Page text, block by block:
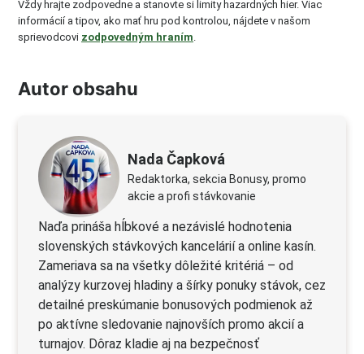
Vždy hrajte zodpovedne a stanovte si limity hazardných hier. Viac
informácií a tipov, ako mať hru pod kontrolou, nájdete v našom
sprievodcovi zodpovedným hraním.
Autor obsahu
Nada Čapková
Redaktorka, sekcia Bonusy, promo
akcie a profi stávkovanie
Naďa prináša hĺbkové a nezávislé hodnotenia
slovenských stávkových kancelárií a online kasín.
Zameriava sa na všetky dôležité kritériá – od
analýzy kurzovej hladiny a šírky ponuky stávok, cez
detailné preskúmanie bonusových podmienok až
po aktívne sledovanie najnovších promo akcií a
turnajov. Dôraz kladie aj na bezpečnosť